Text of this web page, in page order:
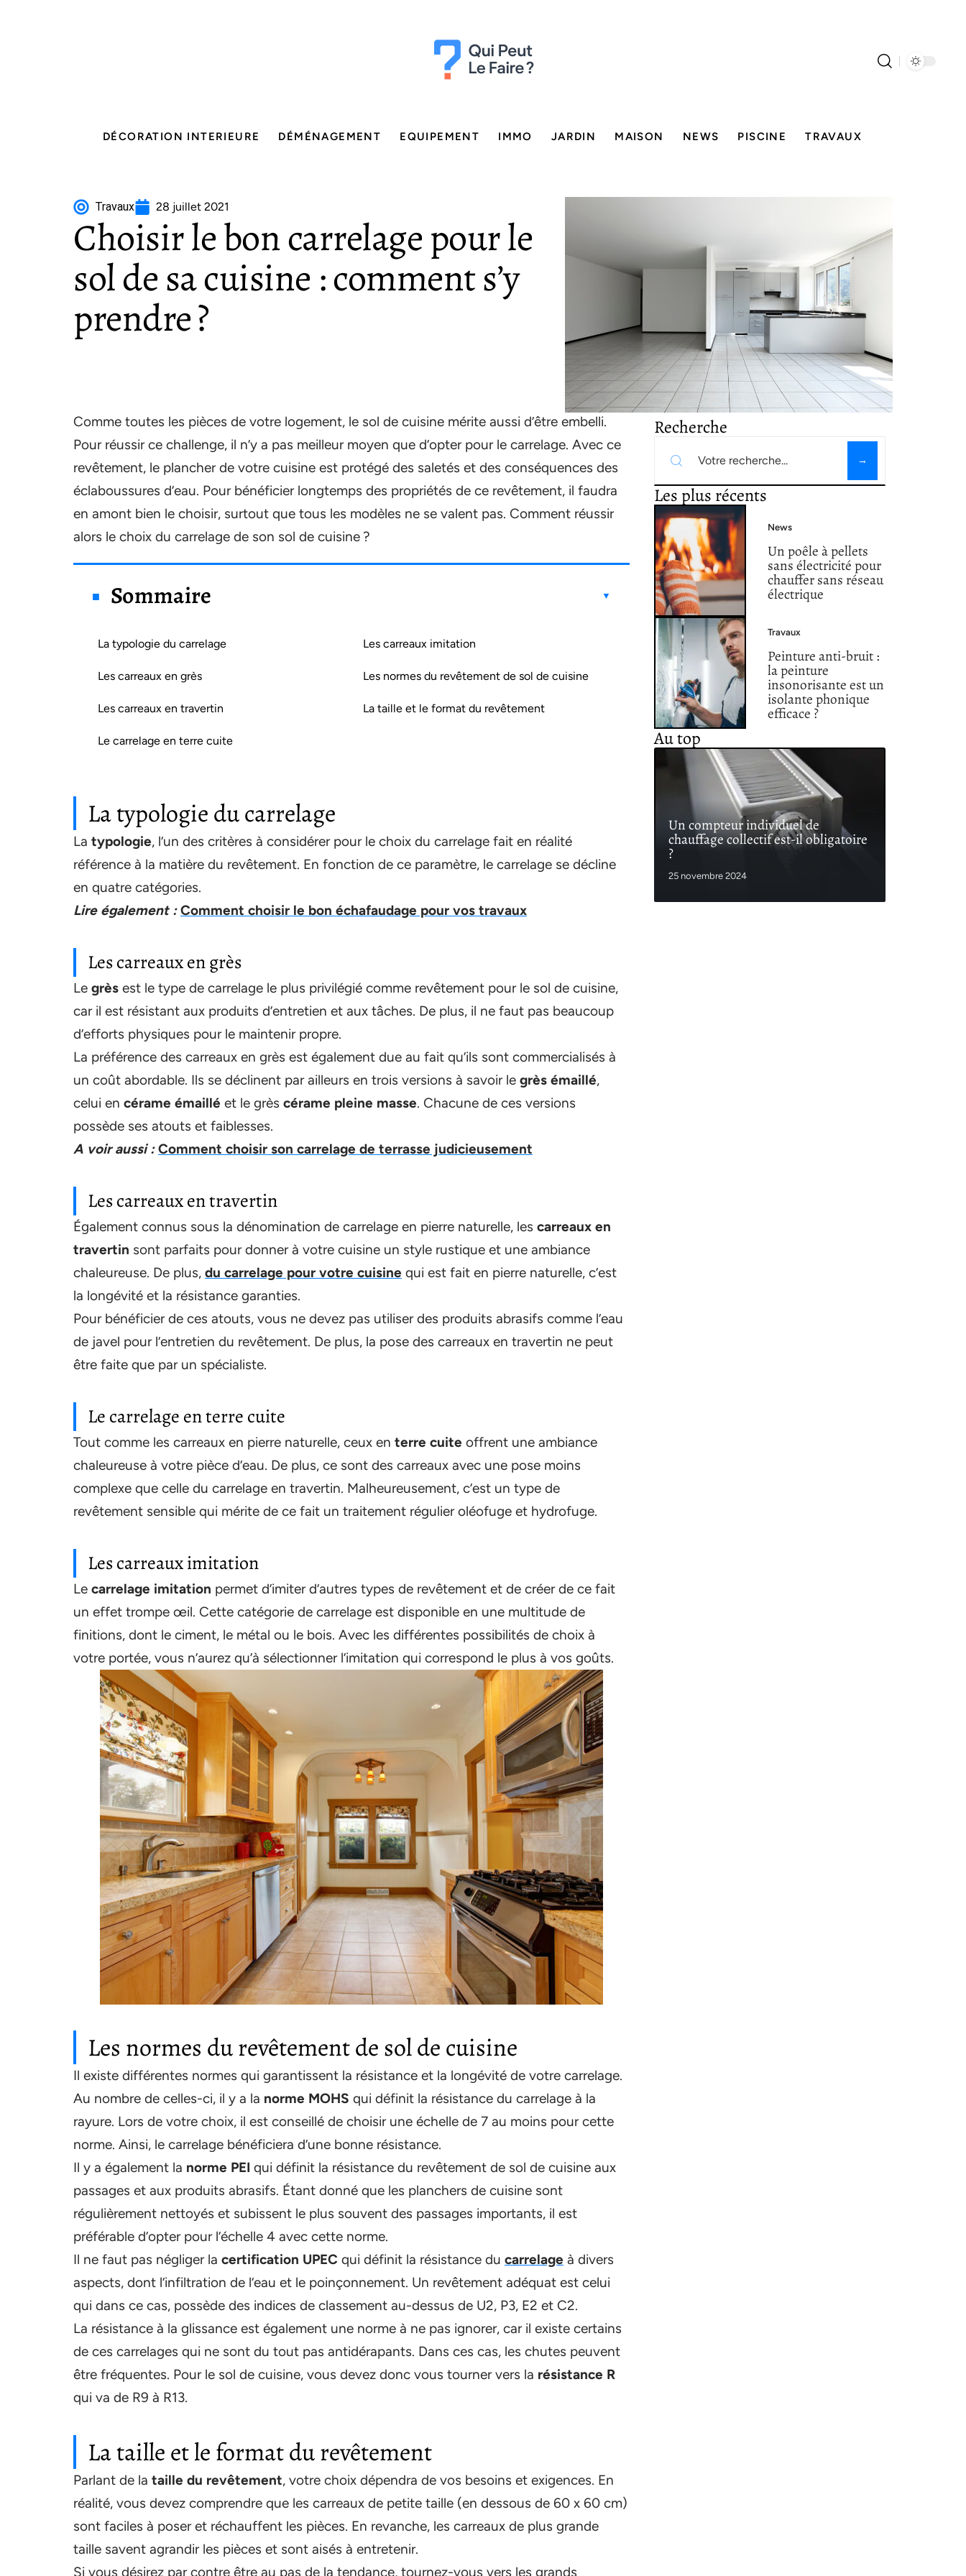
DÉCORATION INTERIEURE DÉMÉNAGEMENT EQUIPEMENT IMMO JARDIN MAISON NEWS PISCINE TRAVAUX
Travaux 28 juillet 2021
Choisir le bon carrelage pour le
sol de sa cuisine : comment s’y
prendre ?
Comme toutes les pièces de votre logement, le sol de cuisine mérite aussi d’être embelli.
Pour réussir ce challenge, il n’y a pas meilleur moyen que d’opter pour le carrelage. Avec ce
revêtement, le plancher de votre cuisine est protégé des saletés et des conséquences des
éclaboussures d’eau. Pour bénéficier longtemps des propriétés de ce revêtement, il faudra
en amont bien le choisir, surtout que tous les modèles ne se valent pas. Comment réussir
alors le choix du carrelage de son sol de cuisine ?
Sommaire
La typologie du carrelage
Les carreaux en grès
Les carreaux en travertin
Le carrelage en terre cuite
Les carreaux imitation
Les normes du revêtement de sol de cuisine
La taille et le format du revêtement
La typologie du carrelage
La typologie, l’un des critères à considérer pour le choix du carrelage fait en réalité
référence à la matière du revêtement. En fonction de ce paramètre, le carrelage se décline
en quatre catégories.
Lire également : Comment choisir le bon échafaudage pour vos travaux
Les carreaux en grès
Le grès est le type de carrelage le plus privilégié comme revêtement pour le sol de cuisine,
car il est résistant aux produits d’entretien et aux tâches. De plus, il ne faut pas beaucoup
d’efforts physiques pour le maintenir propre.
La préférence des carreaux en grès est également due au fait qu’ils sont commercialisés à
un coût abordable. Ils se déclinent par ailleurs en trois versions à savoir le grès émaillé,
celui en cérame émaillé et le grès cérame pleine masse. Chacune de ces versions
possède ses atouts et faiblesses.
A voir aussi : Comment choisir son carrelage de terrasse judicieusement
Les carreaux en travertin
Également connus sous la dénomination de carrelage en pierre naturelle, les carreaux en
travertin sont parfaits pour donner à votre cuisine un style rustique et une ambiance
chaleureuse. De plus, du carrelage pour votre cuisine qui est fait en pierre naturelle, c’est
la longévité et la résistance garanties.
Pour bénéficier de ces atouts, vous ne devez pas utiliser des produits abrasifs comme l’eau
de javel pour l’entretien du revêtement. De plus, la pose des carreaux en travertin ne peut
être faite que par un spécialiste.
Le carrelage en terre cuite
Tout comme les carreaux en pierre naturelle, ceux en terre cuite offrent une ambiance
chaleureuse à votre pièce d’eau. De plus, ce sont des carreaux avec une pose moins
complexe que celle du carrelage en travertin. Malheureusement, c’est un type de
revêtement sensible qui mérite de ce fait un traitement régulier oléofuge et hydrofuge.
Les carreaux imitation
Le carrelage imitation permet d’imiter d’autres types de revêtement et de créer de ce fait
un effet trompe œil. Cette catégorie de carrelage est disponible en une multitude de
finitions, dont le ciment, le métal ou le bois. Avec les différentes possibilités de choix à
votre portée, vous n’aurez qu’à sélectionner l’imitation qui correspond le plus à vos goûts.
Les normes du revêtement de sol de cuisine
Il existe différentes normes qui garantissent la résistance et la longévité de votre carrelage.
Au nombre de celles-ci, il y a la norme MOHS qui définit la résistance du carrelage à la
rayure. Lors de votre choix, il est conseillé de choisir une échelle de 7 au moins pour cette
norme. Ainsi, le carrelage bénéficiera d’une bonne résistance.
Il y a également la norme PEI qui définit la résistance du revêtement de sol de cuisine aux
passages et aux produits abrasifs. Étant donné que les planchers de cuisine sont
régulièrement nettoyés et subissent le plus souvent des passages importants, il est
préférable d’opter pour l’échelle 4 avec cette norme.
Il ne faut pas négliger la certification UPEC qui définit la résistance du carrelage à divers
aspects, dont l’infiltration de l’eau et le poinçonnement. Un revêtement adéquat est celui
qui dans ce cas, possède des indices de classement au-dessus de U2, P3, E2 et C2.
La résistance à la glissance est également une norme à ne pas ignorer, car il existe certains
de ces carrelages qui ne sont du tout pas antidérapants. Dans ces cas, les chutes peuvent
être fréquentes. Pour le sol de cuisine, vous devez donc vous tourner vers la résistance R
qui va de R9 à R13.
La taille et le format du revêtement
Parlant de la taille du revêtement, votre choix dépendra de vos besoins et exigences. En
réalité, vous devez comprendre que les carreaux de petite taille (en dessous de 60 x 60 cm)
sont faciles à poser et réchauffent les pièces. En revanche, les carreaux de plus grande
taille savent agrandir les pièces et sont aisés à entretenir.
Si vous désirez par contre être au pas de la tendance, tournez-vous vers les grands
Recherche
Les plus récents
News
Un poêle à pellets
sans électricité pour
chauffer sans réseau
électrique
Travaux
Peinture anti-bruit :
la peinture
insonorisante est un
isolante phonique
efficace ?
Au top
Un compteur individuel de
chauffage collectif est-il obligatoire
?
25 novembre 2024